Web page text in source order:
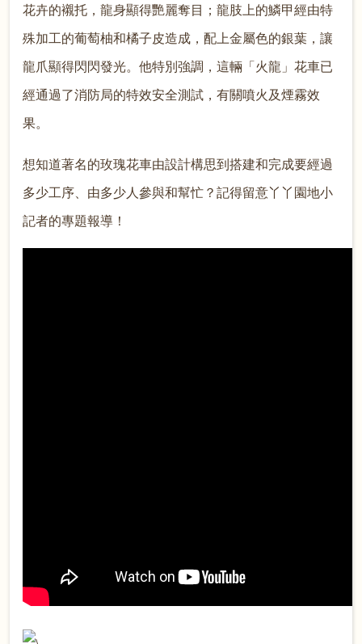
花卉的襯托，龍身顯得艷麗奪目；龍肢上的鱗甲經由特
殊加工的葡萄柚和橘子皮造成，配上金屬色的銀葉，讓
龍爪顯得閃閃發光。他特別強調，這輛「火龍」花車已
經通過了消防局的特效安全測試，有關噴火及煙霧效
果。
想知道著名的玫瑰花車由設計構思到搭建和完成要經過
多少工序、由多少人參與和幫忙？記得留意丫丫園地小
記者的專題報導！